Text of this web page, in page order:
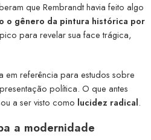
que Rembrandt havia feito algo
o gênero da pintura histórica por
para revelar sua face trágica,
em referência para estudos sobre
política. O que antes
a ser visto como lucidez radical.
a modernidade